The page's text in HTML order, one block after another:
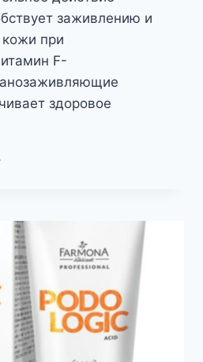
заживлению и
при
F-
здоровое